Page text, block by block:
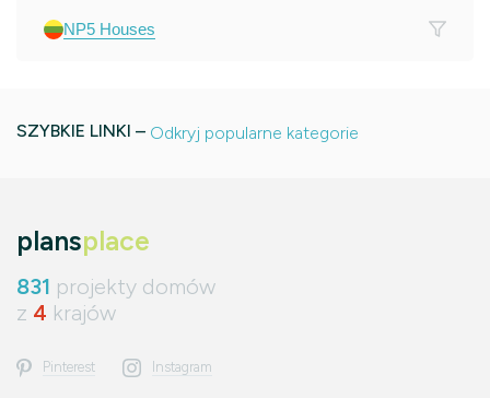
NP5 Houses
SZYBKIE LINKI – Odkryj popularne kategorie
plansplace
831 projekty domów
z 4 krajów
Pinterest Instagram